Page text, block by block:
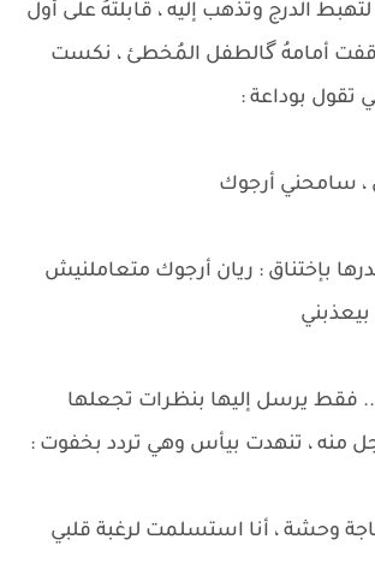
الدرج وتذهب إليه ، قابلتهُ على أول
أمامهُ گالطفل المُخطئ ، نكست
تقول بوداعة :
، سامحني أرجوك
بإختناق : ريان أرجوك متعاملنيش
.. فقط يرسل إليها بنظرات تجعلها
منه ، تنهدت بيأس وهي تردد بخفوت :
وحشة ، أنا استسلمت لرغبة قلبي